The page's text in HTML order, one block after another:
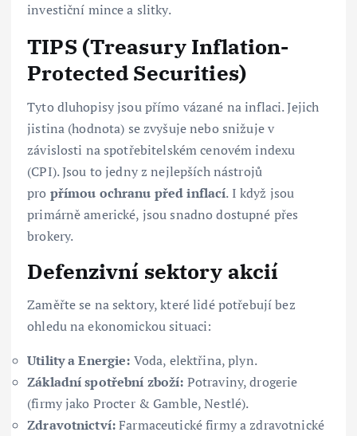
investiční mince a slitky.
TIPS (Treasury Inflation-
Protected Securities)
Tyto dluhopisy jsou přímo vázané na inflaci. Jejich
jistina (hodnota) se zvyšuje nebo snižuje v
závislosti na spotřebitelském cenovém indexu
(CPI). Jsou to jedny z nejlepších nástrojů
pro přímou ochranu před inflací. I když jsou
primárně americké, jsou snadno dostupné přes
brokery.
Defenzivní sektory akcií
Zaměřte se na sektory, které lidé potřebují bez
ohledu na ekonomickou situaci:
Utility a Energie: Voda, elektřina, plyn.
Základní spotřební zboží: Potraviny, drogerie
(firmy jako Procter & Gamble, Nestlé).
Zdravotnictví:Farmaceutické firmy a zdravotnické